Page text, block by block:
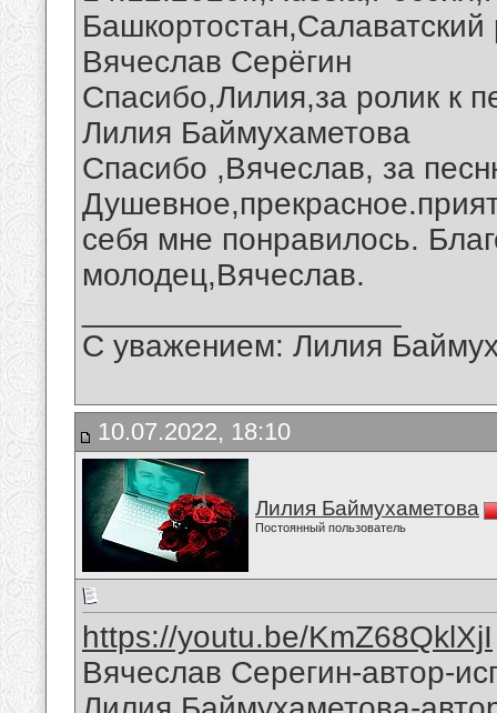
Вячеслав Серёгин
Спасибо,Лилия,за ролик к
Лилия Баймухаметова
Спасибо ,Вячеслав, за
себя мне понравилось.
молодец,Вячеслав.
С уважением: Лилия
10.07.2022, 18:10
Лилия Баймухаметова
Постоянный пользователь
https://youtu.be/KmZ68QklXjI
Вячеслав Серегин-автор-